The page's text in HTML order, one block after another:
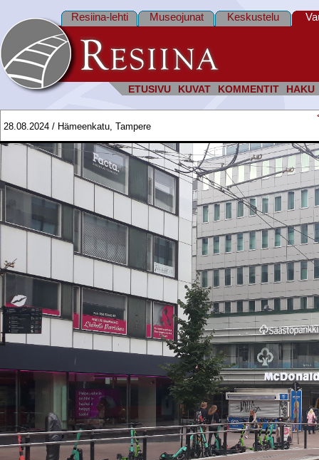
ETUSIVU KUVAT KOMMENTIT HAKU
Resiina-lehti Museojunat Keskustelu
28.08.2024 / Hämeenkatu, Tampere